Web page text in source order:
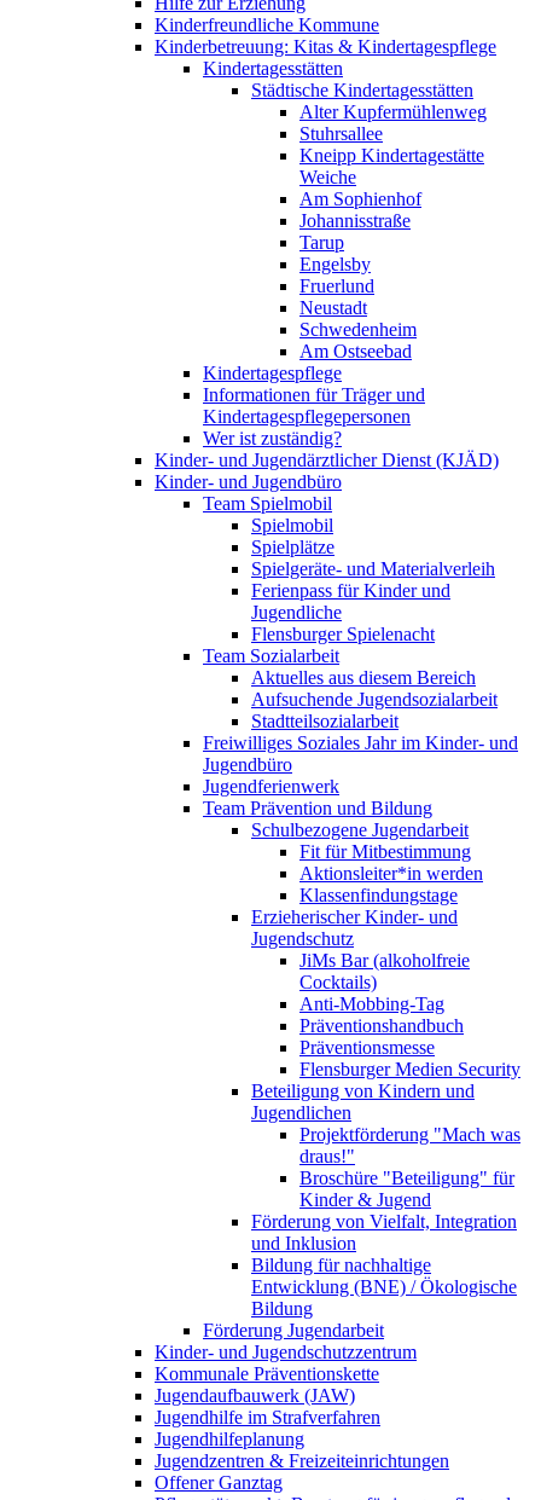
Kinderfreundliche Kommune
Kinderbetreuung: Kitas & Kindertagespflege
Kindertagesstätten
Städtische Kindertagesstätten
Alter Kupfermühlenweg
Stuhrsallee
Kneipp Kindertagestätte
Weiche
Am Sophienhof
Johannisstraße
Tarup
Engelsby
Fruerlund
Neustadt
Schwedenheim
Am Ostseebad
Kindertagespflege
Informationen für Träger und
Kindertagespflegepersonen
Wer ist zuständig?
Kinder- und Jugendärztlicher Dienst (KJÄD)
Kinder- und Jugendbüro
Team Spielmobil
Spielmobil
Spielplätze
Spielgeräte- und Materialverleih
Ferienpass für Kinder und
Jugendliche
Flensburger Spielenacht
Team Sozialarbeit
Aktuelles aus diesem Bereich
Aufsuchende Jugendsozialarbeit
Stadtteilsozialarbeit
Freiwilliges Soziales Jahr im Kinder- und
Jugendbüro
Jugendferienwerk
Team Prävention und Bildung
Schulbezogene Jugendarbeit
Fit für Mitbestimmung
Aktionsleiter*in werden
Klassenfindungstage
Erzieherischer Kinder- und
Jugendschutz
JiMs Bar (alkoholfreie
Cocktails)
Anti-Mobbing-Tag
Präventionshandbuch
Präventionsmesse
Flensburger Medien Security
Beteiligung von Kindern und
Jugendlichen
Projektförderung "Mach was
draus!"
Broschüre "Beteiligung" für
Kinder & Jugend
Förderung von Vielfalt, Integration
und Inklusion
Bildung für nachhaltige
Entwicklung (BNE) / Ökologische
Bildung
Förderung Jugendarbeit
Kinder- und Jugendschutzzentrum
Kommunale Präventionskette
Jugendaufbauwerk (JAW)
Jugendhilfe im Strafverfahren
Jugendhilfeplanung
Jugendzentren & Freizeiteinrichtungen
Offener Ganztag